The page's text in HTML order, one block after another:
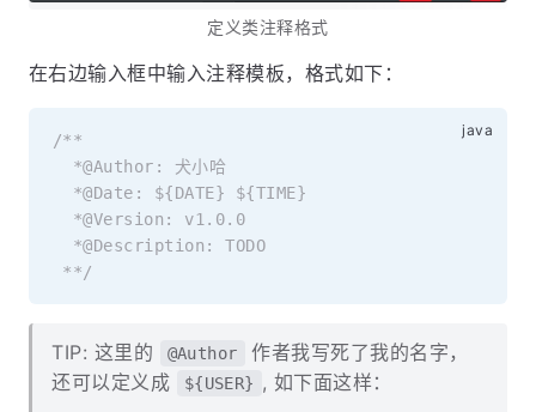
定义类注释格式
在右边输入框中输入注释模板，格式如下：
/**
  *@Author: 犬小哈
  *@Date: ${DATE} ${TIME}
  *@Version: v1.0.0
  *@Description: TODO
**/
TIP: 这里的 @Author
作者我写死了我的名字，
还可以定义成
${USER} , 如下面这样：